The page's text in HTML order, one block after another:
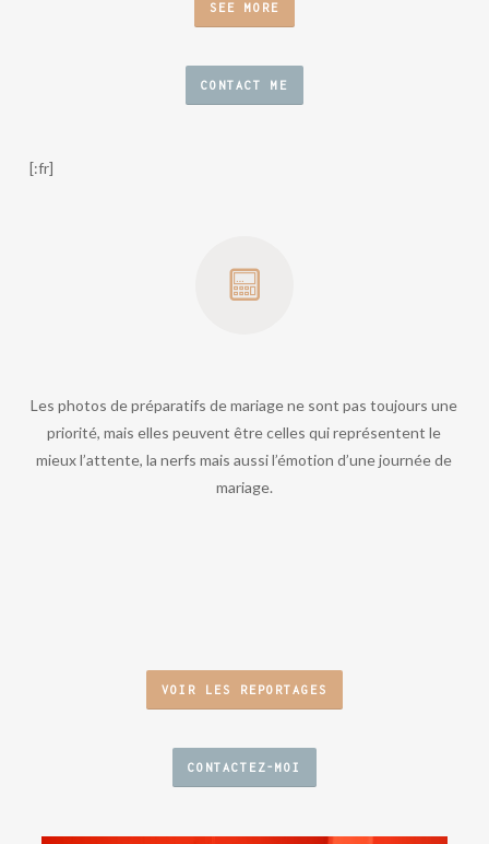
SEE MORE
CONTACT ME
[:fr]
Les photos de préparatifs de mariage ne sont pas toujours une
priorité, mais elles peuvent être celles qui représentent le
mieux l’attente, la nerfs mais aussi l’émotion d’une journée de
mariage.
VOIR LES REPORTAGES
CONTACTEZ-MOI